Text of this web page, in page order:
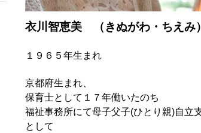
衣川智恵美 （きぬがわ・ちえみ）
１９６５年生まれ
京都府生まれ、
保育士として１７年働いたのち
福祉事務所にて母子父子(ひとり親)自立
として